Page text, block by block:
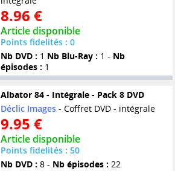
8.96 €
Article disponible
Points fidelités : 0
Nb DVD : 1 Nb Blu-Ray : 1 - Nb
épisodes : 1
Albator 84 - Intégrale - Pack 8 DVD
Déclic Images- Coffret DVD - intégrale
9.95 €
Article disponible
Points fidelités : 50
Nb DVD : 8 - Nb épisodes : 22